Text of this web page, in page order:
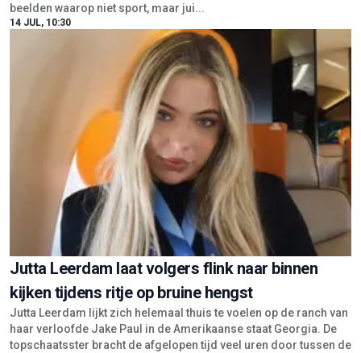
beelden waarop niet sport, maar jui...
14 JUL, 10:30
Jutta Leerdam laat volgers flink naar binnen
kijken tijdens ritje op bruine hengst
Jutta Leerdam lijkt zich helemaal thuis te voelen op de ranch van
haar verloofde Jake Paul in de Amerikaanse staat Georgia. De
topschaatsster bracht de afgelopen tijd veel uren door tussen de